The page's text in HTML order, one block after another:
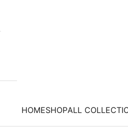
HOMESHOPALL